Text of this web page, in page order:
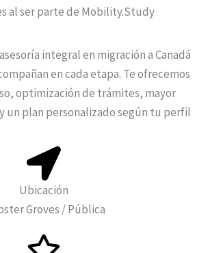
al ser parte de Mobility.Study
integral en migración a Canadá
en cada etapa. Te ofrecemos
optimización de trámites, mayor
un plan personalizado según tu perfil
Ubicación
Groves / Pública